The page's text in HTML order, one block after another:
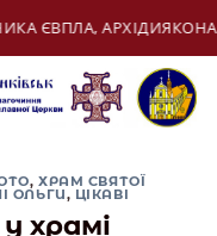
12 Серпня: ДЕНЬ
,ХРАМ СВЯТОЇ
ОЛЬГИ, ЦІКАВІ
храмі